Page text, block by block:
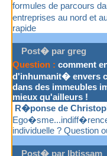
formules de parcours
entreprises au nord et
rapide
Post� par greg
Question : comment
d'inhumanit� envers
dans des immeubles
mieux qu'ailleurs !
R�ponse de
individuelle ? Question
Post� par Ibtissam